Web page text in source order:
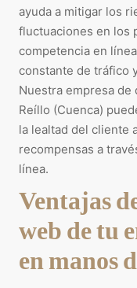
ayuda a mitigar los
fluctuaciones en los
competencia en
constante de tráfico
Nuestra empresa
Reíllo (Cuenca)
la lealtad del cliente
recompensas a
línea.
Ventajas
web de tu
en manos